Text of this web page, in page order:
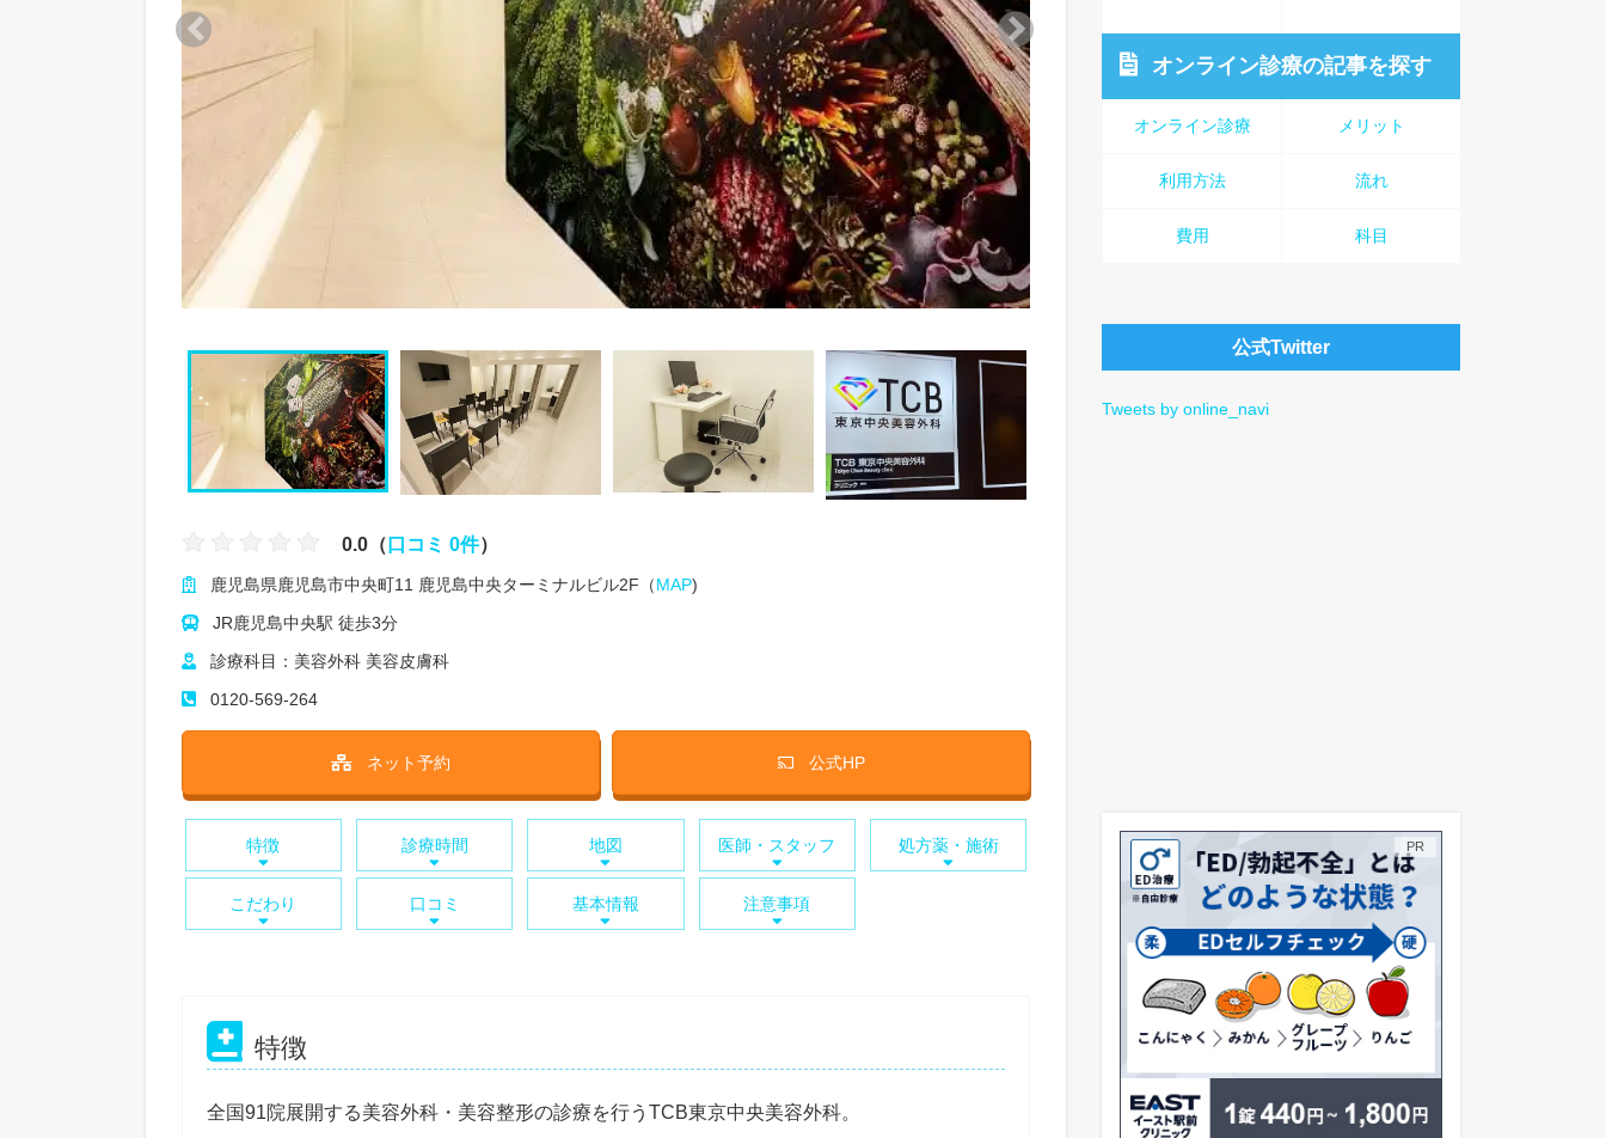
0.0（口コミ 0件）
鹿児島県鹿児島市中央町11 鹿児島中央ターミナルビル2F（MAP)
JR鹿児島中央駅 徒歩3分
診療科目：美容外科 美容皮膚科
0120-569-264
ネット予約 公式HP
特徴 診療時間 地図 医師・スタッフ 処方薬・施術
こだわり 口コミ 基本情報 注意事項
特徴
全国91院展開する美容外科・美容整形の診療を行うTCB東京中央美容外科。
オンライン診療の記事を探す
オンライン診療 メリット
利用方法 流れ
費用 科目
公式Twitter
Tweets by online_navi